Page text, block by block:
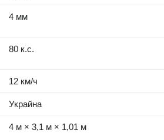
4 мм
80 к.с.
12 км/ч
Украйна
4 м × 3,1 м × 1,01 м